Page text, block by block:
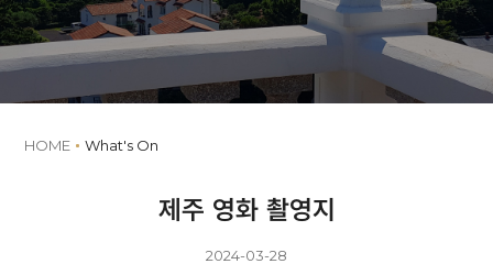
HOME What's On
제주 영화 촬영지
2024-03-28